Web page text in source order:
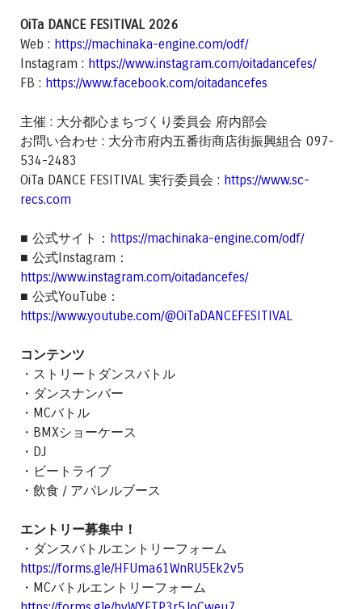
OiTa DANCE FESITIVAL 2026
Web : https://machinaka-engine.com/odf/
Instagram : https://www.instagram.com/oitadancefes/
FB : https://www.facebook.com/oitadancefes
主催 : 大分都心まちづくり委員会 府内部会
お問い合わせ : 大分市府内五番街商店街振興組合 097-
534-2483
OiTa DANCE FESITIVAL 実行委員会 : https://www.sc-
recs.com
■ 公式サイト： https://machinaka-engine.com/odf/
■ 公式Instagram：
https://www.instagram.com/oitadancefes/
■ 公式YouTube：
https://www.youtube.com/@OiTaDANCEFESITIVAL
コンテンツ
・ストリートダンスバトル
・ダンスナンバー
・MCバトル
・BMXショーケース
・DJ
・ビートライブ
・飲食 / アパレルブース
エントリー募集中！
・ダンスバトルエントリーフォーム
https://forms.gle/HFUma61WnRU5Ek2v5
・MCバトルエントリーフォーム